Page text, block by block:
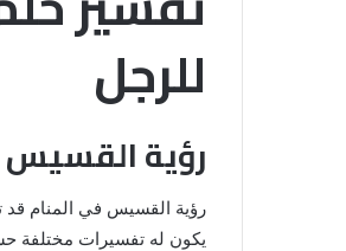
للرجل
رؤية القسيس
رؤية القسيس في المنام
يكون له تفسيرات مختلفة